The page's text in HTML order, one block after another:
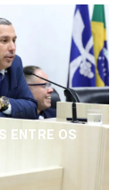
ENTRE OS